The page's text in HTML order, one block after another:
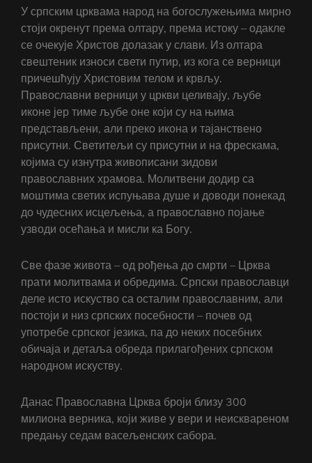
У српским црквама народ на богослужењима мирно
стоји окренут према олтару, према истоку – одакле
се очекује Христов долазак у слави. Из олтара
свештеник износи свети путир, из кога се верници
причешћују Христовим телом и крвљу.
Православни верници у цркви целивају, љубе
иконе јер тиме љубе оне који су на њима
представљени, али преко икона и тајанствено
присутни. Светитељи су присутни и на фрескама,
којима су изнутра живописани зидови
православних храмова. Молитвени додир са
моштима светих испуњава душе и доводи понекад
до чудесних исцељења, а православно појање
узводи осећања и мисли ка Богу.
Све фазе живота – од рођења до смрти – Црква
прати молитвама и обредима. Српски православци
деле исто искуство са осталим православним, али
постоји и низ српских посебности – почев од
употребе српског језика, па до неких посебних
обичаја и детаља обреда прилагођених српском
народном искуству.
Данас Православна Црква броји близу 300
милиона верника, који живе у вери и неисквареном
предању седам васељенских сабора.